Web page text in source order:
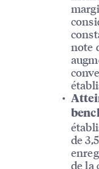
note
de
de la